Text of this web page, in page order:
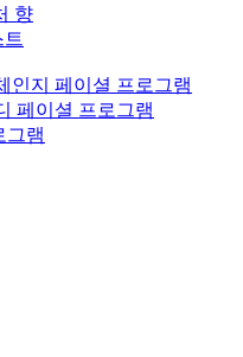
향
인지 페이셜 프로그램
페이셜 프로그램
그램